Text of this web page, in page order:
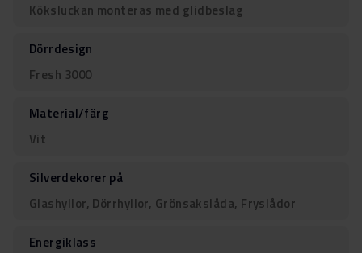
Köksluckan monteras med glidbeslag
Dörrdesign
Fresh 3000
Material/färg
Vit
Silverdekorer på
Glashyllor, Dörrhyllor, Grönsakslåda, Fryslådor
Energiklass